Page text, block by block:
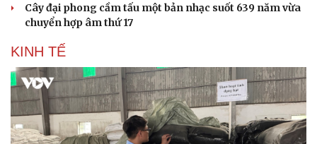
Cây đại phong cầm tấu một bản nhạc suốt 639 năm vừa
chuyển hợp âm thứ 17
KINH TẾ